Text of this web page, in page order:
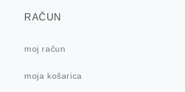
RAČUN
moj račun
moja košarica